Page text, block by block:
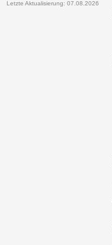
Letzte Aktualisierung: 07.08.2026